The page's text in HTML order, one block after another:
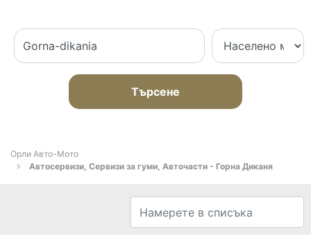
Търсене
Орли Aвто-Mото
Автосервизи, Сервизи за гуми, Авточасти - Горна Диканя